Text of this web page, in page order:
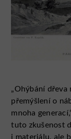
„Ohýbání
přemýšlení o
mnoha
tuto zkušenost
i materiálu, ale